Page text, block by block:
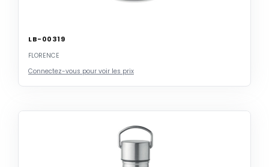
LB-00319
FLORENCE
Connectez-vous pour voir les prix